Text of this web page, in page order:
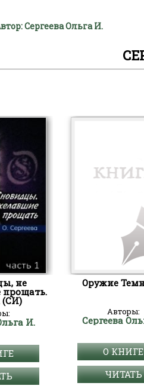
Сергеева Ольга И.
не
(СИ)
И.
Оружие
Авторы:
Сергеева
О КНИГЕ
ЧИТАТЬ